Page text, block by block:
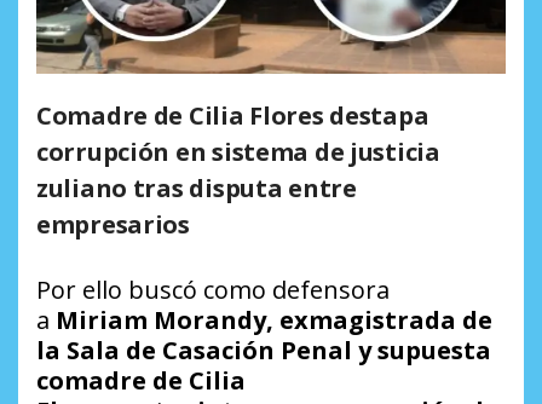
Comadre de Cilia Flores destapa
corrupción en sistema de justicia
zuliano tras disputa entre
empresarios
Por ello buscó como defensora
a Miriam Morandy, exmagistrada de
la Sala de Casación Penal y supuesta
comadre de Cilia